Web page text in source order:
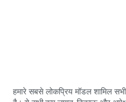
हमारे सबसे लोकप्रिय मॉडल शामिल